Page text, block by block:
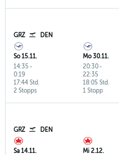
GRZ DEN
So 15.11.
14:35 -
0:19
2 Stopps
17:44 Std.
Mo 30.11.
20:30-
22:35
1 Stopp
18:05 Std.
GRZ DEN
Sa 14.11.
Mi 2.12.